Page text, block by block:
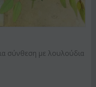
σύνθεση με λουλούδια